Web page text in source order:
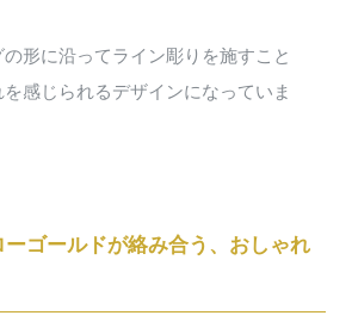
形に沿ってライン彫りを施すこと
感じられるデザインになっていま
ゴールドが絡み合う、おしゃれ